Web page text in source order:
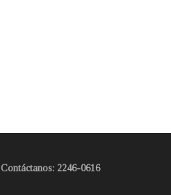
Contáctanos: 2246-0616